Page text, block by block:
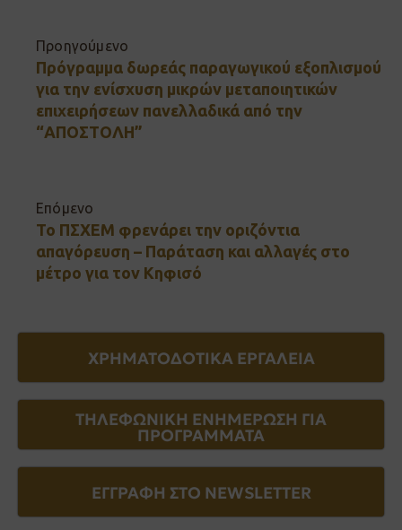
Προηγούμενο
Πρόγραμμα δωρεάς παραγωγικού εξοπλισμού
για την ενίσχυση μικρών μεταποιητικών
επιχειρήσεων πανελλαδικά από την
“ΑΠΟΣΤΟΛΗ”
Επόμενο
Το ΠΣΧΕΜ φρενάρει την οριζόντια
απαγόρευση – Παράταση και αλλαγές στο
μέτρο για τον Κηφισό
ΧΡΗΜΑΤΟΔΟΤΙΚΑ ΕΡΓΑΛΕΙΑ
ΤΗΛΕΦΩΝΙΚΗ ΕΝΗΜΕΡΩΣΗ ΓΙΑ
ΠΡΟΓΡΑΜΜΑΤΑ
ΕΓΓΡΑΦΗ ΣΤΟ NEWSLETTER